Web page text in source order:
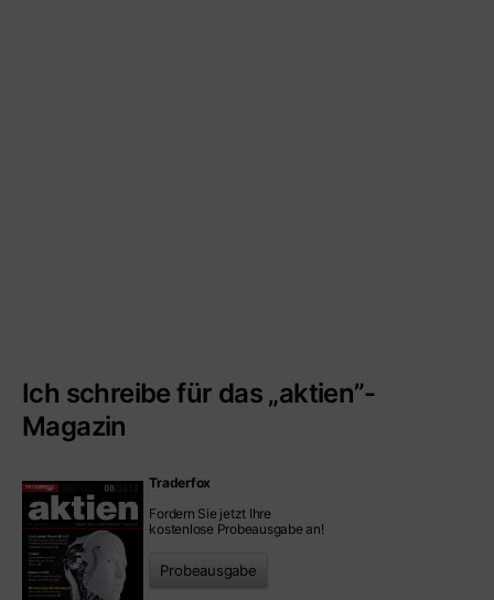
Ich schreibe für das „aktien”-
Magazin
Traderfox
Fordern Sie jetzt Ihre
kostenlose Probeausgabe an!
Probeausgabe